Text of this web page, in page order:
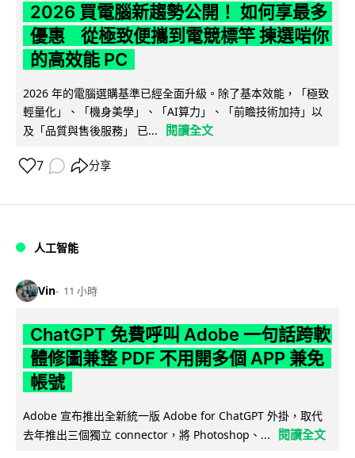
2026 買電腦新趨勢公開！ 如何享最多
優惠 從極致便攜到電競標竿 揀選啱你
的高效能 PC
2026 年的電腦選購基準已經全面升級。除了基本效能，「極致
輕量化」、「機身美學」、「AI算力」、「前瞻技術加持」以
及「品質與售後服務」 已...
閱讀全文
7 分享
人工智能
Vin 11 小時
ChatGPT 免費呼叫 Adobe 一句話跨軟
體修圖兼整 PDF 不用開多個 APP 兼免
帳號
Adobe 宣布推出全新統一版 Adobe for ChatGPT 外掛，取代
去年推出三個獨立 connector，將 Photoshop、...
閱讀全文